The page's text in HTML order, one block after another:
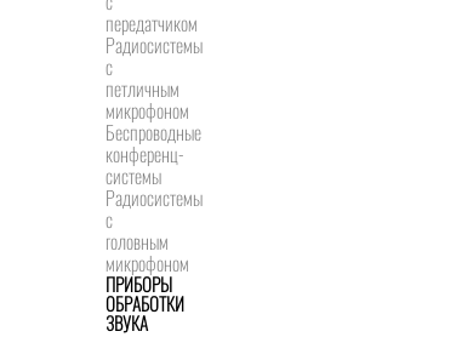
передатчиком
Радиосистемы
с
петличным
микрофоном
Беспроводные
конференц-
системы
Радиосистемы
с
головным
микрофоном
ПРИБОРЫ
ОБРАБОТКИ
ЗВУКА